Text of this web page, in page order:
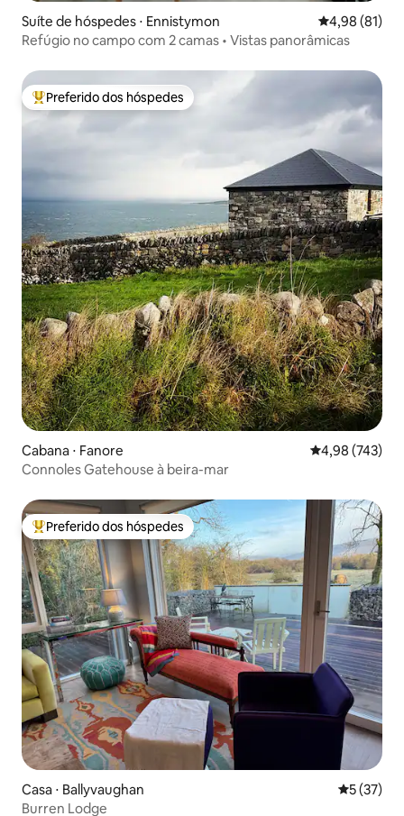
Suíte de hóspedes ⋅ Ennistymon 4,98 de uma
4,98 (81)
Refúgio no campo com 2 camas • Vistas panorâmicas
Entre os melhores preferidos dos hóspedes
Preferido dos hóspedes
Cabana ⋅ Fanore 4,98 de uma
4,98 (743)
Connoles Gatehouse à beira-mar
Entre os melhores preferidos dos hóspedes
Preferido dos hóspedes
Casa ⋅ Ballyvaughan 5 de uma
5 (37)
Burren Lodge